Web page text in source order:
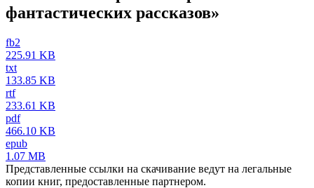
фантастических рассказов»
fb2
225.91 KB
txt
133.85 KB
rtf
233.61 KB
pdf
466.10 KB
epub
1.07 MB
Представленные ссылки на скачивание ведут на легальные
копии книг, предоставленные партнером.